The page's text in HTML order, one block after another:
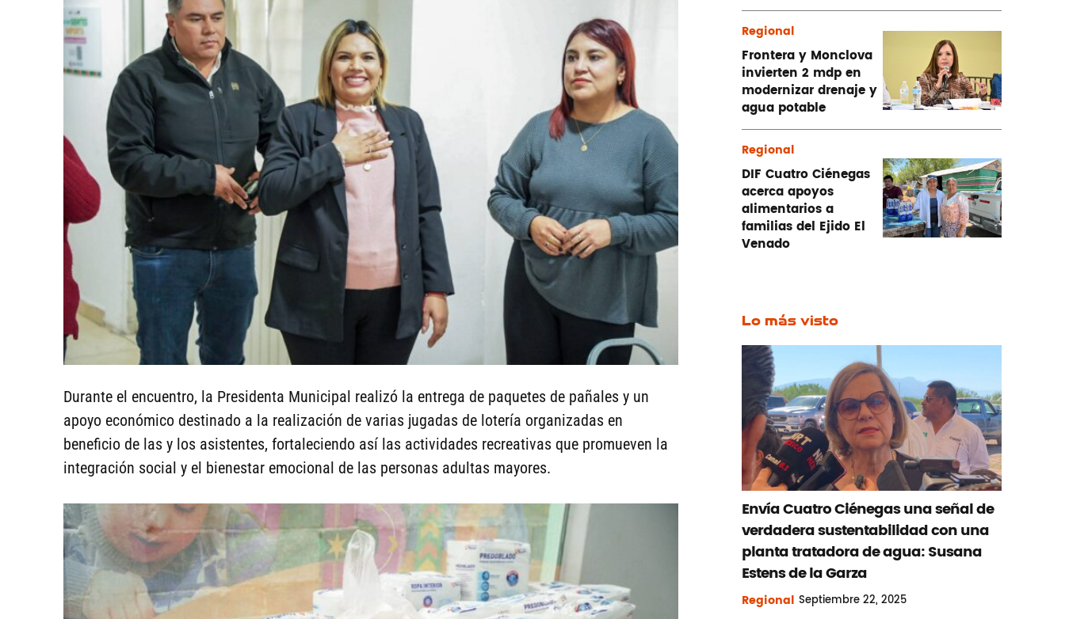
Durante el encuentro, la Presidenta Municipal realizó la entrega de paquetes de pañales y un
apoyo económico destinado a la realización de varias jugadas de lotería organizadas en
beneficio de las y los asistentes, fortaleciendo así las actividades recreativas que promueven la
integración social y el bienestar emocional de las personas adultas mayores.
Regional
Frontera y Monclova
invierten 2 mdp en
modernizar drenaje y
agua potable
Regional
DIF Cuatro Ciénegas
acerca apoyos
alimentarios a
familias del Ejido El
Venado
Lo más visto
Envía Cuatro Ciénegas una señal de
verdadera sustentabilidad con una
planta tratadora de agua: Susana
Estens de la Garza
Regional Septiembre22, 2025